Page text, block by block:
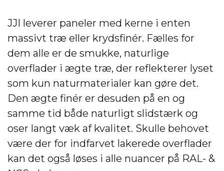
JJI leverer paneler med kerne i enten
massivt træ eller krydsfinér. Fælles for
dem alle er de smukke, naturlige
overflader i ægte træ, der reflekterer lyset
som kun naturmaterialer kan gøre det.
Den ægte finér er desuden på en og
samme tid både naturligt slidstærk og
oser langt væk af kvalitet. Skulle behovet
være der for indfarvet lakerede overflader
kan det også løses i alle nuancer på RAL- &